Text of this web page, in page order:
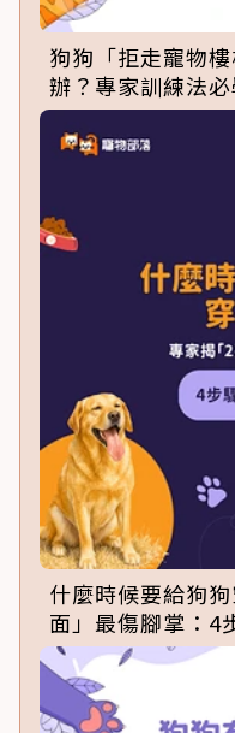
狗狗「拒走寵物
辦？專家訓練法必
什麼時候要給狗
面」最傷腳掌：4